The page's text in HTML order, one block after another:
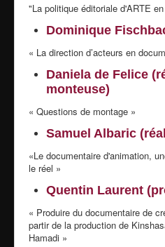
"La politique éditoriale d'ARTE
Dominique
« La direction d’acteurs en
Daniela de Felice
monteuse)
« Questions de montage »
Samuel Albaric
«Le documentaire d'animation,
le réel »
Quentin Laurent
« Produire du documentaire de
partir de la production de
Hamadi »